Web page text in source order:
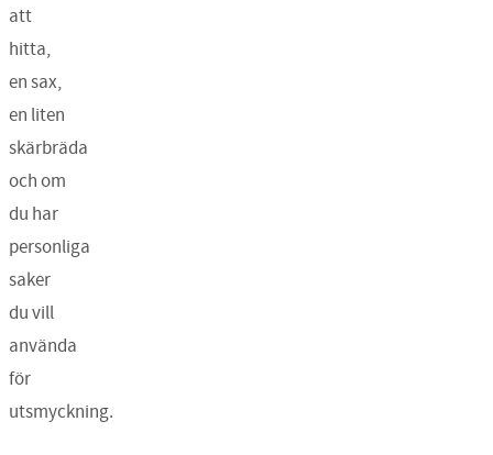
att
hitta,
en sax,
en liten
skärbräda
och om
du har
personliga
saker
du vill
använda
för
utsmyckning.